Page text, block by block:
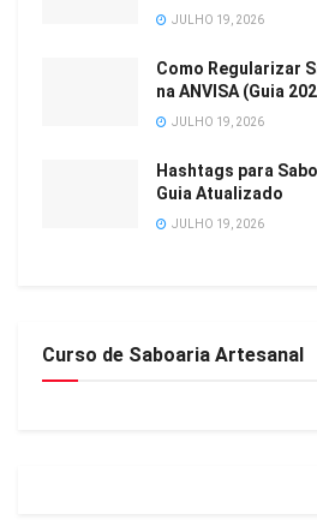
JULHO 19, 2026
Como Regularizar
na ANVISA (Guia
JULHO 19, 2026
Hashtags para
Guia Atualizado
JULHO 19, 2026
Curso de Saboaria Artesanal